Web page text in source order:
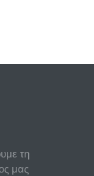
τη
μας